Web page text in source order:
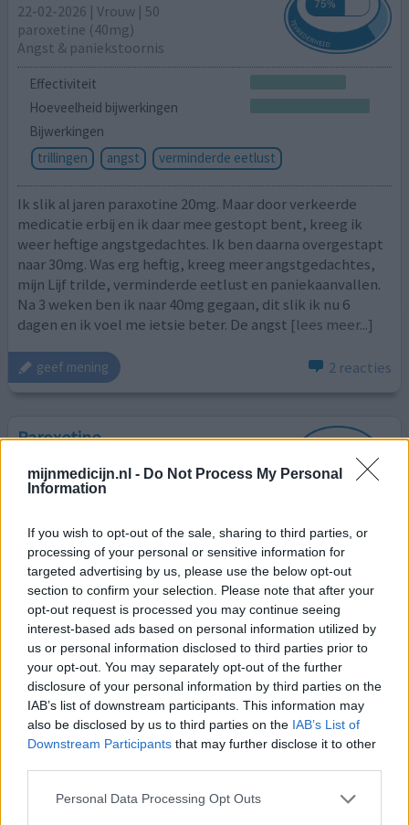
mijnmedicijn.nl - Do Not Process My Personal
Information
If you wish to opt-out of the sale, sharing to third parties, or
processing of your personal or sensitive information for
targeted advertising by us, please use the below opt-out
section to confirm your selection. Please note that after your
opt-out request is processed you may continue seeing
interest-based ads based on personal information utilized by
us or personal information disclosed to third parties prior to
your opt-out. You may separately opt-out of the further
disclosure of your personal information by third parties on the
IAB’s list of downstream participants. This information may
also be disclosed by us to third parties on the IAB’s List of
Downstream Participants that may further disclose it to other
Personal Data Processing Opt Outs
22-02-2026 | Vrouw | 50
paroxetine (40mg)
Angst & paniekstoornis
Effectiviteit
Hoeveelheid bijwerkingen
Bijwerkingen
trillingen
angst verminderde eetlust
Ik slik al jaren paraxotine 20mg. Maar door verkeerde
medicatie erbij en ik daar mee gestopt bent, kreeg ik
weer heftige angstgedachtes. Ik ben daarna overgestapt
naar 30mg. Was erg heftig, kreeg meer angstgedachtes,
mijn Lijf trilde, verminderde eetlust en paniekaanvallen.
Na 3 weken ben ik naar 40mg gegaan, dit slik ik nu 6
dagen en ik voel me ietsie beter. De angst [lees meer...]
geef mening 2 reacties
Paroxetine
paroxetine (20mg)
Angst & paniekstoornis
Effectiviteit
Hoeveelheid bijwerkingen
Bijwerkingen
beangstigende gedachten
angst vermoeidheid
Na 15 jaar 20mg te gebruiken ging het fantastisch,
helemaal de laatste jaren. Nu ging ik afbouwen in 4
weken tijd na 10mg, dit leek goed te gaan maar bam
angsten weer terug. Nu weer opbouwen naar 20mg wat
een hel is dit. Ik zit op dag 4 van opbouw maar vreselijk.
Die gedachten wordt er gek van. Moest het even kwijt.
geef mening 0 reacties